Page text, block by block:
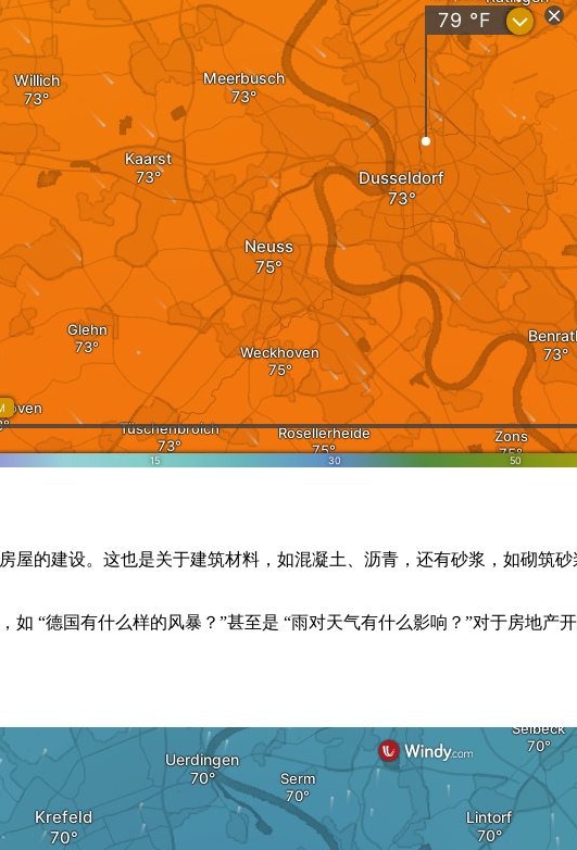
屋的建设。这也是关于建筑材料，如混凝土、沥青，还有砂浆，如砌筑
如 “德国有什么样的风暴？”甚至是 “雨对天气有什么影响？”对于房地